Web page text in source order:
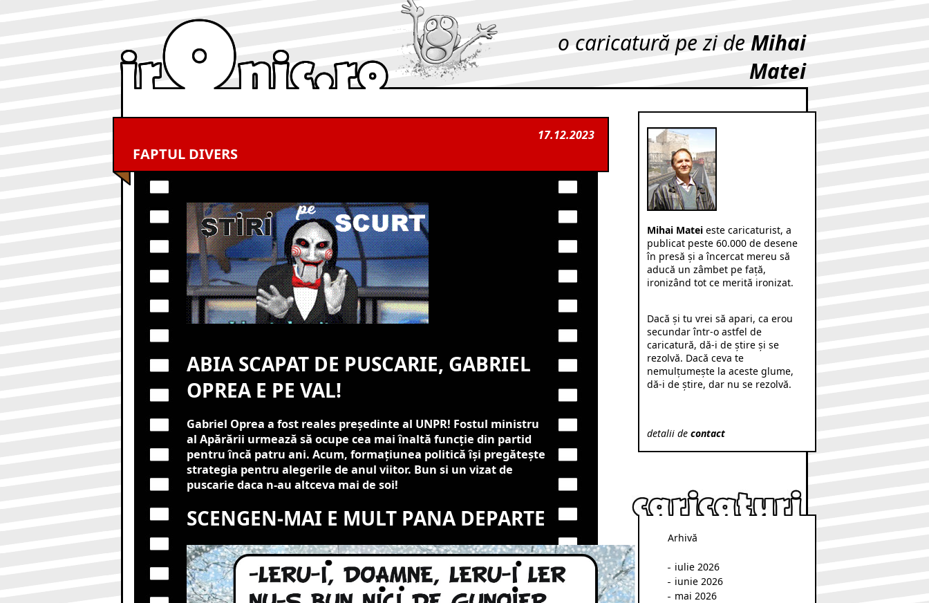
o caricatură pe zi deMihai
Matei
17.12.2023
FAPTUL DIVERS
ABIA SCAPAT DE PUSCARIE, GABRIEL
OPREA E PE VAL!
Gabriel Oprea a fost reales președinte al UNPR! Fostul ministru
al Apărării urmează să ocupe cea mai înaltă funcție din partid
pentru încă patru ani. Acum, formațiunea politică își pregătește
strategia pentru alegerile de anul viitor. Bun si un vizat de
puscarie daca n-au altceva mai de soi!
SCENGEN-MAI E MULT PANA DEPARTE
Mihai Matei este caricaturist, a
publicat peste 60.000 de desene
în presă şi a încercat mereu să
aducă un zâmbet pe faţă,
ironizând tot ce merită ironizat.
Dacă şi tu vrei să apari, ca erou
secundar într-o astfel de
caricatură, dă-i de ştire şi se
rezolvă. Dacă ceva te
nemulţumeşte la aceste glume,
dă-i de ştire, dar nu se rezolvă.
detalii de contact
Arhivă
iulie 2026
iunie 2026
mai 2026